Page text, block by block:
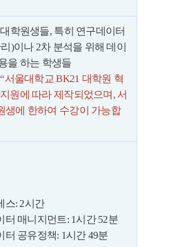
학원생들, 특히 연구데이터
)이나 2차 분석을 위해 데이
을 하는 학생들
서울대학교 BK21 대학원 혁
원에 따라 제작되었으며, 서
생에 한하여 수강이 가능합
스: 2시간
터 매니지먼트: 1시간 52분
터 공유정책: 1시간 49분